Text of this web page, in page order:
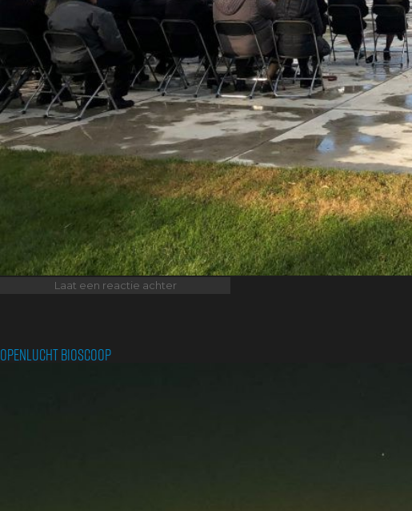
Laat een reactie achterop
Openlucht Bioscoop